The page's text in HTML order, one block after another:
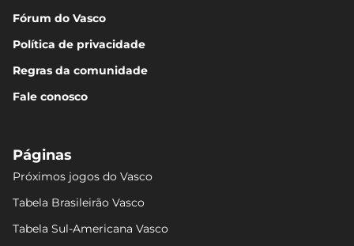
Fórum do Vasco
Política de privacidade
Regras da comunidade
Fale conosco
Páginas
Próximos jogos do Vasco
Tabela Brasileirão Vasco
Tabela Sul-Americana Vasco